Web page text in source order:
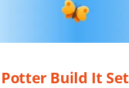
Build It Set